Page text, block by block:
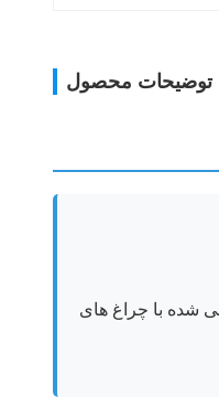
توضیحات محصول
شده با چراغ های